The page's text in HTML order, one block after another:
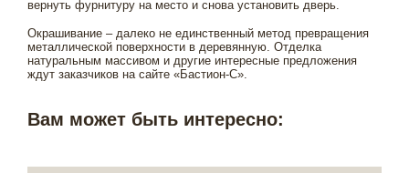
вернуть фурнитуру на место и снова установить дверь.
Окрашивание – далеко не единственный метод превращения
металлической поверхности в деревянную. Отделка
натуральным массивом и другие интересные предложения
ждут заказчиков на сайте «Бастион-С».
Вам может быть интересно: